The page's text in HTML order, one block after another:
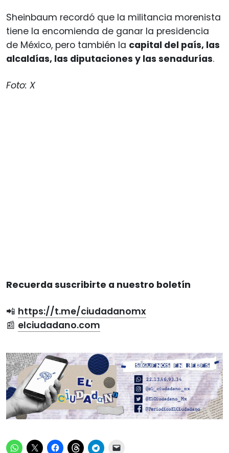
Sheinbaum recordó que la militancia morenista
tiene la encomienda de ganar la presidencia
de México, pero también la capital del país, las
alcaldías, las diputaciones y las senadurías.
Foto: X
Recuerda suscribirte a nuestro boletín
📲 https://t.me/ciudadanomx
📰 elciudadano.com